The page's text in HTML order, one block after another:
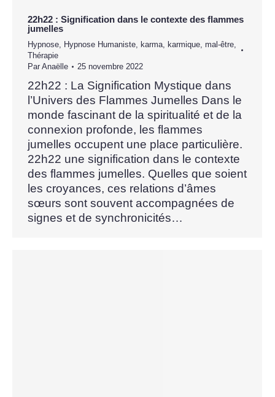
22h22 : Signification dans le contexte des flammes
jumelles
Hypnose, Hypnose Humaniste, karma, karmique, mal-être,
Thérapie
Par Anaëlle 25 novembre 2022
22h22 : La Signification Mystique dans
l’Univers des Flammes Jumelles Dans le
monde fascinant de la spiritualité et de la
connexion profonde, les flammes
jumelles occupent une place particulière.
22h22 une signification dans le contexte
des flammes jumelles. Quelles que soient
les croyances, ces relations d’âmes
sœurs sont souvent accompagnées de
signes et de synchronicités…